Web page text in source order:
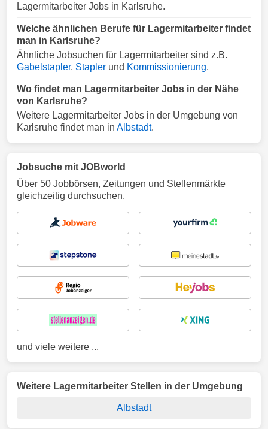
Lagermitarbeiter Jobs in Karlsruhe.
Welche ähnlichen Berufe für Lagermitarbeiter findet
man in Karlsruhe?
Ähnliche Jobsuchen für Lagermitarbeiter sind z.B.
Gabelstapler, Stapler und Kommissionierung.
Wo findet man Lagermitarbeiter Jobs in der Nähe
von Karlsruhe?
Weitere Lagermitarbeiter Jobs in der Umgebung von
Karlsruhe findet man in Albstadt.
Jobsuche mit JOBworld
Über 50 Jobbörsen, Zeitungen und Stellenmärkte
gleichzeitig durchsuchen.
und viele weitere ...
Weitere Lagermitarbeiter Stellen in der Umgebung
Albstadt